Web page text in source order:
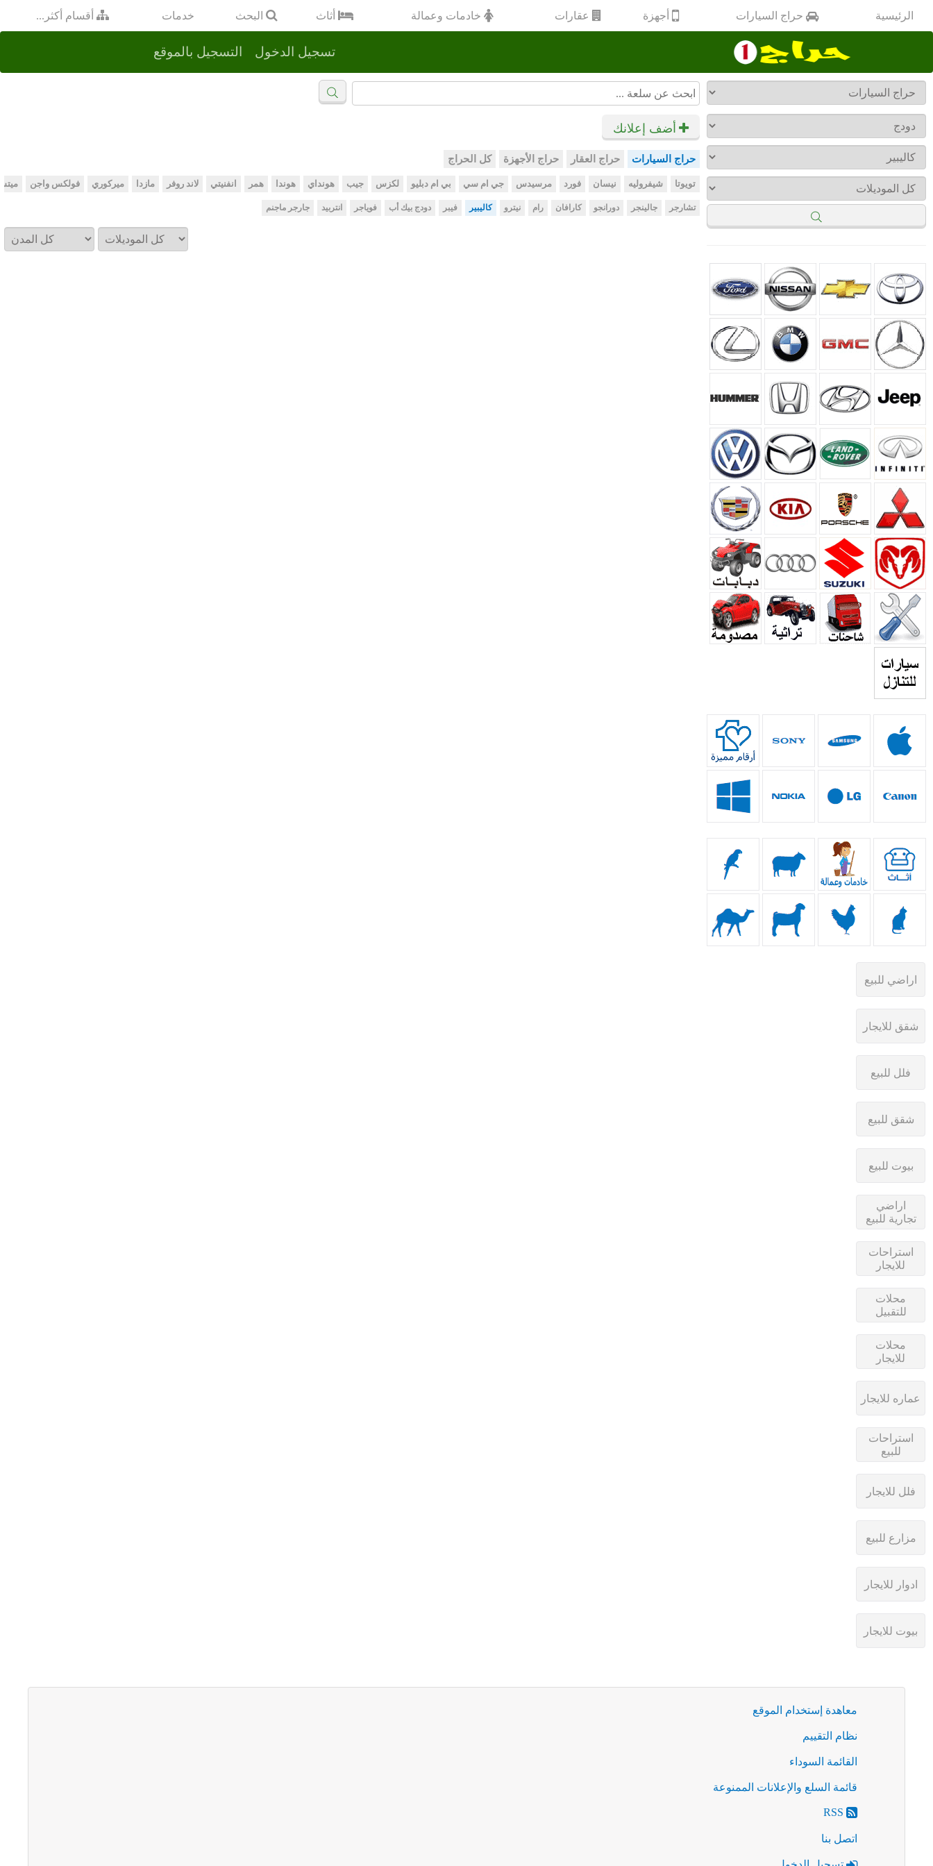
الرئيسية حراج السيارات أجهزة عقارات خادمات وعمالة أثاث البحث خدمات أقسام أكثر...
التسجيل بالموقع تسجيل الدخول
أضف إعلانك
حراج السيارات حراج العقار حراج الأجهزة كل الحراج
تويوتا شيفروليه نيسان فورد مرسيدس جي ام سي بي ام دبليو لكزس جيب هونداي هوندا همر انفنيتي لاند روفر مازدا ميركوري فولكس واجن
تشارجر جالينجر دورانجو كارافان رام نيترو كاليبير فيبر دودج بيك أب فوياجر انتربيد جارجر ماجنم
معاهدة إستخدام الموقع
نظام التقييم
القائمة السوداء
قائمة السلع والإعلانات الممنوعة
RSS
اتصل بنا